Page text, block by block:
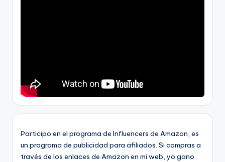
Participo en el programa de Influencers de Amazon, es
un programa de publicidad para afiliados. Si compras a
través de los enlaces de Amazon en mi web, yo gano